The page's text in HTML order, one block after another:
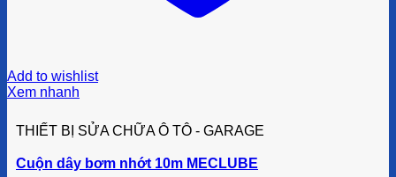
Add to wishlist
Xem nhanh
THIẾT BỊ SỬA CHỮA Ô TÔ - GARAGE
Cuộn dây bơm nhớt 10m MECLUBE